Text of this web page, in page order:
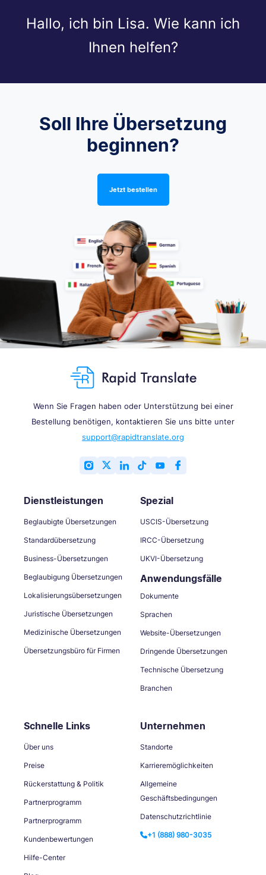
Hallo, ich bin Lisa. Wie kann ich
Ihnen helfen?
Soll Ihre Übersetzung
beginnen?
Jetzt bestellen
Wenn Sie Fragen haben oder Unterstützung bei einer
Bestellung benötigen, kontaktieren Sie uns bitte unter
support@rapidtranslate.org
Dienstleistungen
Beglaubigte Übersetzungen
Standardübersetzung
Business-Übersetzungen
Beglaubigung Übersetzungen
Lokalisierungsübersetzungen
Juristische Übersetzungen
Medizinische Übersetzungen
Übersetzungsbüro für Firmen
Spezial
USCIS-Übersetzung
IRCC-Übersetzung
UKVI-Übersetzung
Anwendungsfälle
Dokumente
Sprachen
Website-Übersetzungen
Dringende Übersetzungen
Technische Übersetzung
Branchen
Schnelle Links
Über uns
Preise
Rückerstattung & Politik
Partnerprogramm
Partnerprogramm
Kundenbewertungen
Hilfe-Center
Unternehmen
Standorte
Karrieremöglichkeiten
Allgemeine
Geschäftsbedingungen
Datenschutzrichtlinie
+1 (888) 980-3035